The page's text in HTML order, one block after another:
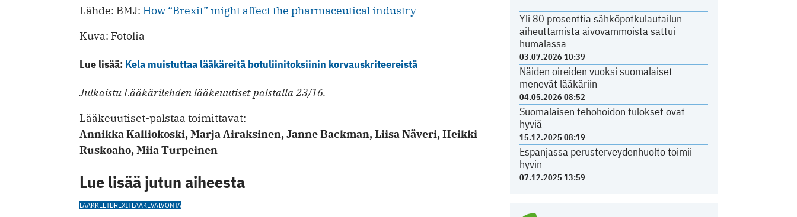
Yli 80 prosenttia sähköpotkulautailun
aiheuttamista aivovammoista sattui
humalassa
03.07.2026 10:39
Näiden oireiden vuoksi suomalaiset
menevät lääkäriin
04.05.2026 08:52
Suomalaisen tehohoidon tulokset ovat
hyviä
15.12.2025 08:19
Espanjassa perusterveydenhuolto toimii
hyvin
07.12.2025 13:59
Lähde: BMJ: How “Brexit” might affect the pharmaceutical industry
Kuva: Fotolia
Lue lisää: Kela muistuttaa lääkäreitä botuliinitoksiinin korvauskriteereistä
Julkaistu Lääkärilehden lääkeuutiset-palstalla 23/16.
Lääkeuu­ti­set-palstaa toimit­tavat:
An­nikka Kallio­koski, Mar­ja Airak­sinen, Jan­ne Back­man, Lii­sa Nä­veri, Heik­ki
Rus­koaho, Miia Tur­peinen
Lue lisää jutun aiheesta
LÄÄKKEETBREXITLÄÄKEVALVONTA